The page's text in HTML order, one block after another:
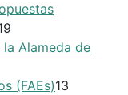
Alameda de
(FAEs)13